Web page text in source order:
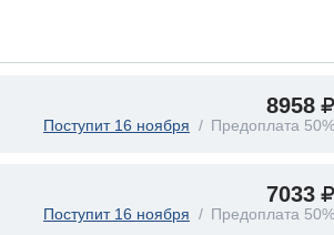
8958
Поступит 16 ноября Предоплата 50%
7033
Поступит 16 ноября Предоплата 50%